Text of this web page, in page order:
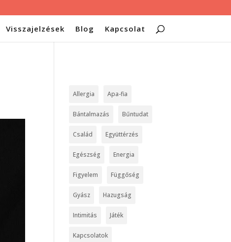
Visszajelzések Blog Kapcsolat
Allergia Apa-fia
Bántalmazás Bűntudat
Család Együttérzés
Egészség Energia
Figyelem Függőség
Gyász Hazugság
Intimitás Játék
Kapcsolatok